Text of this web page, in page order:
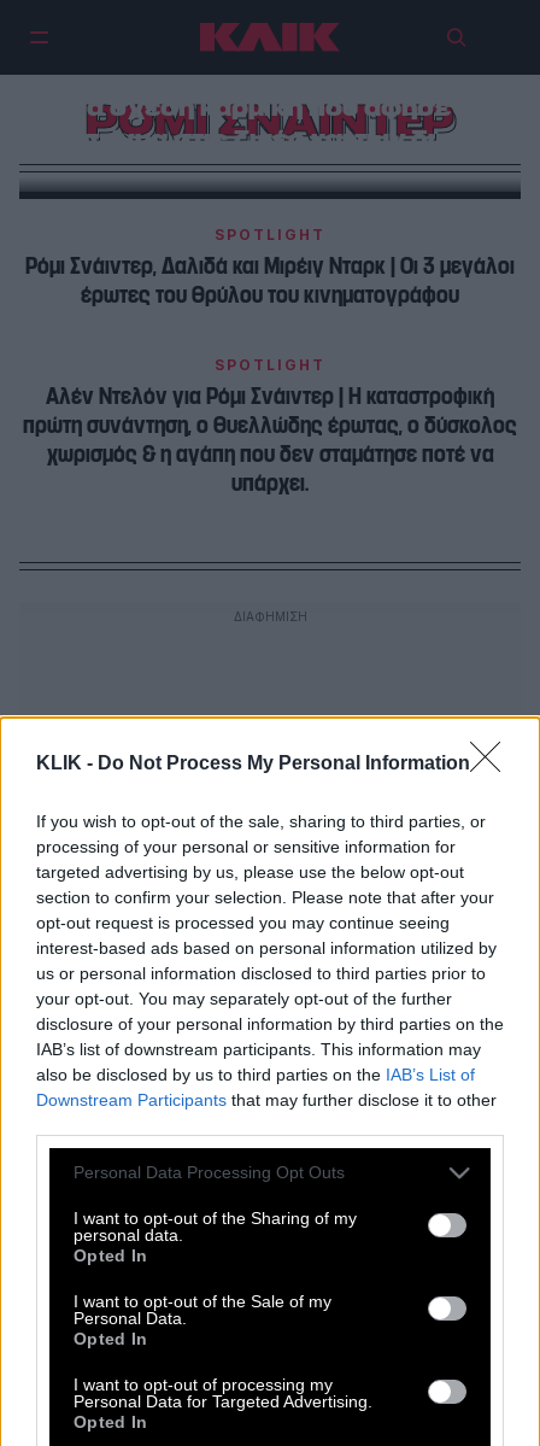
KLIK - Do Not Process My Personal Information
If you wish to opt-out of the sale, sharing to third parties, or
processing of your personal or sensitive information for
targeted advertising by us, please use the below opt-out
section to confirm your selection. Please note that after your
opt-out request is processed you may continue seeing
interest-based ads based on personal information utilized by
us or personal information disclosed to third parties prior to
your opt-out. You may separately opt-out of the further
disclosure of your personal information by third parties on the
IAB’s list of downstream participants. This information may
also be disclosed by us to third parties on the IAB’s List of
Downstream Participants that may further disclose it to other
Please note that this website/app uses one or more Google
not limited to your visit or usage behaviour. You may click to
grant or deny consent to Google and its third-party tags to
use your data for below specified purposes in below Google
consent section.
Personal Data Processing Opt Outs
I want to opt-out of the Sharing of my
personal data.
Opted In
I want to opt-out of the Sale of my
Personal Data.
Opted In
I want to opt-out of processing my
Personal Data for Targeted Advertising.
Opted In
ΡΟΜΙ ΣΝΑΙΝΤΕΡ
Aλέν Ντελόν & Ρόμι Σνάιντερ |
Μια σχέση καρμική που άφησε το
στίγμα στις ζωές και των δύο
SPOTLIGHT
Ρόμι Σνάιντερ, Δαλιδά και Μιρέιγ Νταρκ | Oι 3 μεγάλοι
έρωτες του θρύλου του κινηματογράφου
SPOTLIGHT
Aλέν Ντελόν για Ρόμι Σνάιντερ | Η καταστροφική
πρώτη συνάντηση, ο θυελλώδης έρωτας, ο δύσκολος
χωρισμός & η αγάπη που δεν σταμάτησε ποτέ να
υπάρχει.
Σημασία έχει ν’αγαπάς | Το
αριστούργημα του Αντρέι Ζουλάφσκι με
τη σπαρακτική ερμηνεία της Ρόμι
Σνάιντερ
Σημασία έχει ν’αγαπάς | Το
αριστούργημα του Αντρέι Ζουλάφσκι με
την σπαρακτική ερμηνεία της Ρόμι
Σημασία έχει ν’αγαπάς | Το
αριστούργημα του Αντρέι Ζουλάφσκι με